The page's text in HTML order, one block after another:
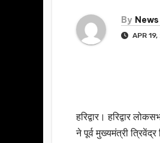
By
APR
हरिद्वार। हरिद्वार
ने पूर्व मुख्यमंत्री